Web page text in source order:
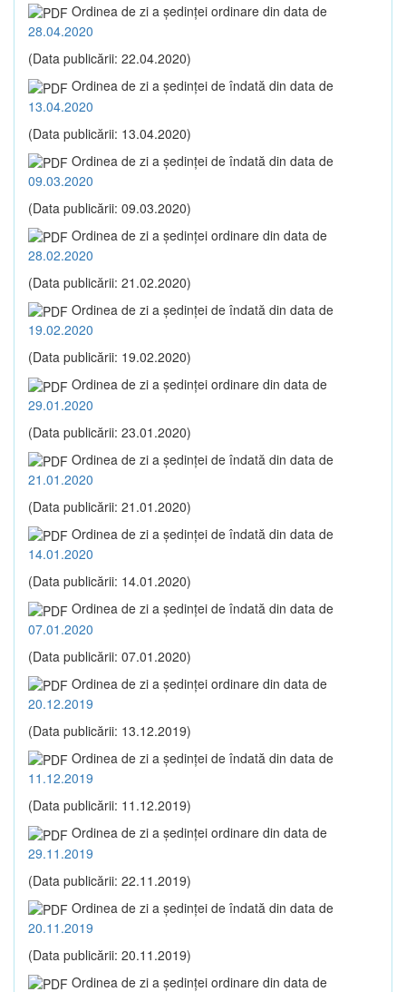
Ordinea de zi a şedinţei ordinare din data de
28.04.2020
(Data publicării: 22.04.2020)
Ordinea de zi a şedinţei de îndată din data de
13.04.2020
(Data publicării: 13.04.2020)
Ordinea de zi a şedinţei de îndată din data de
09.03.2020
(Data publicării: 09.03.2020)
Ordinea de zi a şedinţei ordinare din data de
28.02.2020
(Data publicării: 21.02.2020)
Ordinea de zi a şedinţei de îndată din data de
19.02.2020
(Data publicării: 19.02.2020)
Ordinea de zi a şedinţei ordinare din data de
29.01.2020
(Data publicării: 23.01.2020)
Ordinea de zi a şedinţei de îndată din data de
21.01.2020
(Data publicării: 21.01.2020)
Ordinea de zi a şedinţei de îndată din data de
14.01.2020
(Data publicării: 14.01.2020)
Ordinea de zi a şedinţei de îndată din data de
07.01.2020
(Data publicării: 07.01.2020)
Ordinea de zi a şedinţei ordinare din data de
20.12.2019
(Data publicării: 13.12.2019)
Ordinea de zi a şedinţei de îndată din data de
11.12.2019
(Data publicării: 11.12.2019)
Ordinea de zi a şedinţei ordinare din data de
29.11.2019
(Data publicării: 22.11.2019)
Ordinea de zi a şedinţei de îndată din data de
20.11.2019
(Data publicării: 20.11.2019)
Ordinea de zi a şedinţei ordinare din data de